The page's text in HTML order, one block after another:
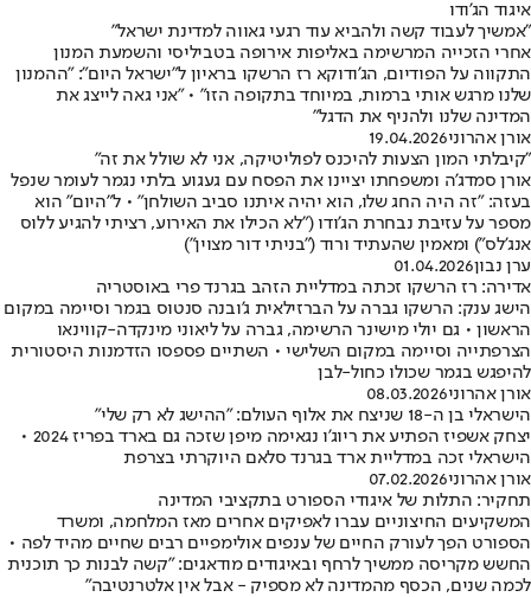
איגוד הג'ודו
"אמשיך לעבוד קשה ולהביא עוד רגעי גאווה למדינת ישראל"
אחרי הזכייה המרשימה באליפות אירופה בטביליסי והשמעת המנון
התקווה על הפודיום, הג'ודוקא רז הרשקו בראיון ל"ישראל היום": "ההמנון
שלנו מרגש אותי ברמות, במיוחד בתקופה הזו" • "אני גאה לייצג את
המדינה שלנו ולהניף את הדגל"
אורן אהרוני19.04.2026
"קיבלתי המון הצעות להיכנס לפוליטיקה, אני לא שולל את זה"
אורן סמדג'ה ומשפחתו יציינו את הפסח עם געגוע בלתי נגמר לעומר שנפל
בעזה: "זה היה החג שלו, הוא יהיה איתנו סביב השולחן" • ל"היום" הוא
מספר על עזיבת נבחרת הג'ודו ("לא הכילו את האירוע, רציתי להגיע ללוס
אנג'לס") ומאמין שהעתיד ורוד ("בניתי דור מצוין")
ערן נבון01.04.2026
אדירה: רז הרשקו זכתה במדליית הזהב בגרנד פרי באוסטריה
הישג ענק: הרשקו גברה על הברזילאית ג'ובנה סנטוס בגמר וסיימה במקום
הראשון • גם יולי מישינר הרשימה, גברה על ליאוני מינקדה-קווינאו
הצרפתייה וסיימה במקום השלישי • השתיים פספסו הזדמנות היסטורית
להיפגש בגמר שכולו כחול-לבן
אורן אהרוני08.03.2026
הישראלי בן ה-18 שניצח את אלוף העולם: "ההישג לא רק שלי"
יצחק אשפיז הפתיע את ריוג'ו נגאימה מיפן שזכה גם בארד בפריז 2024 •
הישראלי זכה במדליית ארד בגרנד סלאם היוקרתי בצרפת
אורן אהרוני07.02.2026
תחקיר: התלות של איגודי הספורט בתקציבי המדינה
המשקיעים החיצוניים עברו לאפיקים אחרים מאז המלחמה, ומשרד
הספורט הפך לעורק החיים של ענפים אולימפיים רבים שחיים מהיד לפה •
החשש מקריסה ממשיך לרחף ובאיגודים מודאגים: "קשה לבנות כך תוכנית
לכמה שנים, הכסף מהמדינה לא מספיק - אבל אין אלטרנטיבה"